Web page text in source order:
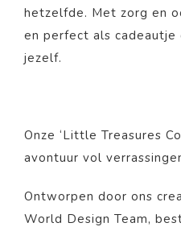
hetzelfde. Met zorg en
en perfect als
jezelf.
Onze ‘Little Treasures
avontuur vol
Ontworpen door ons
World Design Team,